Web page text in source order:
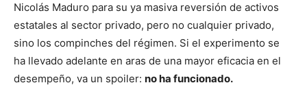
Nicolás Maduro para su ya masiva reversión de activos
estatales al sector privado, pero no cualquier privado,
sino los compinches del régimen. Si el experimento se
ha llevado adelante en aras de una mayor eficacia en el
desempeño, va un spoiler: no ha funcionado.